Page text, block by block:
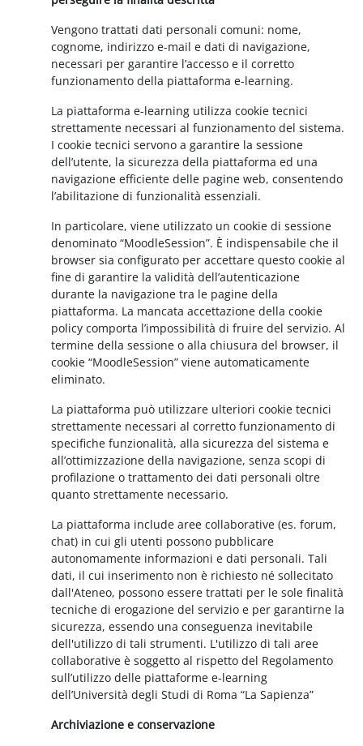
Vengono trattati dati personali comuni: nome,
cognome, indirizzo e-mail e dati di navigazione,
necessari per garantire l’accesso e il corretto
funzionamento della piattaforma e-learning.
La piattaforma e-learning utilizza cookie tecnici
strettamente necessari al funzionamento del sistema.
I cookie tecnici servono a garantire la sessione
dell’utente, la sicurezza della piattaforma ed una
navigazione efficiente delle pagine web, consentendo
l’abilitazione di funzionalità essenziali.
In particolare, viene utilizzato un cookie di sessione
denominato “MoodleSession”. È indispensabile che il
browser sia configurato per accettare questo cookie al
fine di garantire la validità dell’autenticazione
durante la navigazione tra le pagine della
piattaforma. La mancata accettazione della cookie
policy comporta l’impossibilità di fruire del servizio. Al
termine della sessione o alla chiusura del browser, il
cookie “MoodleSession” viene automaticamente
eliminato.
La piattaforma può utilizzare ulteriori cookie tecnici
strettamente necessari al corretto funzionamento di
specifiche funzionalità, alla sicurezza del sistema e
all’ottimizzazione della navigazione, senza scopi di
profilazione o trattamento dei dati personali oltre
quanto strettamente necessario.
La piattaforma include aree collaborative (es. forum,
chat) in cui gli utenti possono pubblicare
autonomamente informazioni e dati personali. Tali
dati, il cui inserimento non è richiesto né sollecitato
dall'Ateneo, possono essere trattati per le sole finalità
tecniche di erogazione del servizio e per garantirne la
sicurezza, essendo una conseguenza inevitabile
dell'utilizzo di tali strumenti. L'utilizzo di tali aree
collaborative è soggetto al rispetto del Regolamento
sull’utilizzo delle piattaforme e-learning
dell’Università degli Studi di Roma “La Sapienza”
Archiviazione e conservazione